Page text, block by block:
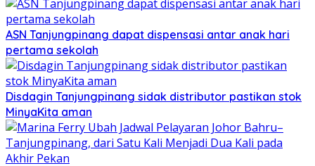
ASN Tanjungpinang dapat dispensasi antar anak hari
pertama sekolah
Disdagin Tanjungpinang sidak distributor pastikan stok
MinyaKita aman